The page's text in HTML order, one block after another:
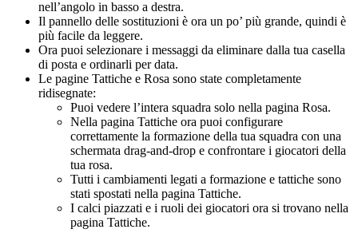
nell’angolo in basso a destra.
Il pannello delle sostituzioni è ora un po’ più grande, quindi è
più facile da leggere.
Ora puoi selezionare i messaggi da eliminare dalla tua casella
di posta e ordinarli per data.
Le pagine Tattiche e Rosa sono state completamente
ridisegnate:
Puoi vedere l’intera squadra solo nella pagina Rosa.
Nella pagina Tattiche ora puoi configurare
correttamente la formazione della tua squadra con una
schermata drag-and-drop e confrontare i giocatori della
tua rosa.
Tutti i cambiamenti legati a formazione e tattiche sono
stati spostati nella pagina Tattiche.
I calci piazzati e i ruoli dei giocatori ora si trovano nella
pagina Tattiche.